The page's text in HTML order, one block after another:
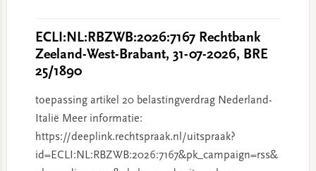
ECLI:NL:RBZWB:2026:7167 Rechtbank
Zeeland-West-Brabant, 31-07-2026, BRE
25/1890
toepassing artikel 20 belastingverdrag Nederland-
Italië Meer informatie:
https://deeplink.rechtspraak.nl/uitspraak?
id=ECLI:NL:RBZWB:2026:7167&pk_campaign=rss&